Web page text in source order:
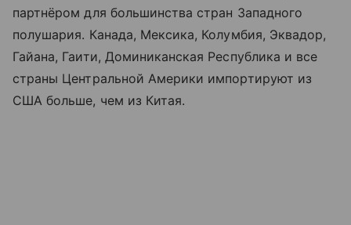
партнёром для большинства стран Западного
полушария. Канада, Мексика, Колумбия, Эквадор,
Гайана, Гаити, Доминиканская Республика и все
страны Центральной Америки импортируют из
США больше, чем из Китая.